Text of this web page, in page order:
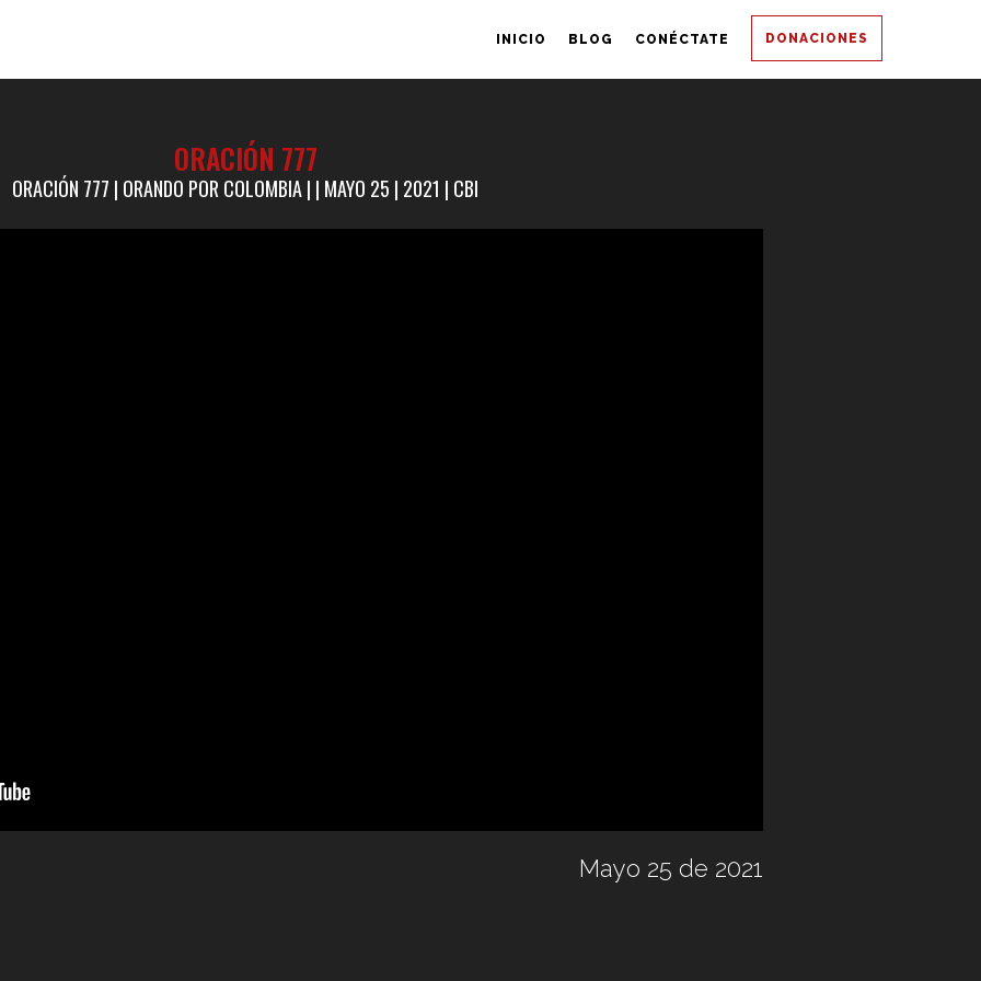
INICIO BLOG CONÉCTATE DONACIONES
ORACIÓN 777
ORACIÓN 777 | ORANDO POR COLOMBIA | | MAYO 25 | 2021 | CBI
Mayo 25 de 2021